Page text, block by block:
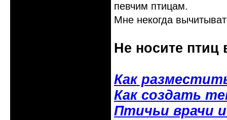
певчим птицам.
Мне некогда
Не носите птиц
Как
Как создать
Птичьи врачи